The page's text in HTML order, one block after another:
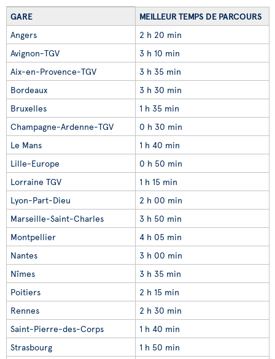
GARE
MEILLEUR TEMPS DE PARCOURS
Angers
2 h 20 min
Avignon-TGV
3 h 10 min
Aix-en-Provence-TGV
3 h 35 min
Bordeaux
3 h 30 min
Bruxelles
1 h 35 min
Champagne-Ardenne-TGV
0 h 30 min
Le Mans
1 h 40 min
Lille-Europe
0 h 50 min
Lorraine TGV
1 h 15 min
Lyon-Part-Dieu
2 h 00 min
Marseille-Saint-Charles
3 h 50 min
Montpellier
4 h 05 min
Nantes
3 h 00 min
Nîmes
3 h 35 min
Poitiers
2 h 15 min
Rennes
2 h 30 min
Saint-Pierre-des-Corps
1 h 40 min
Strasbourg
1 h 50 min